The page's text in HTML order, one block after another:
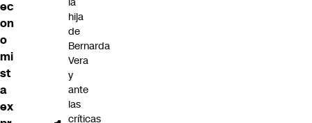
ec
on
o
mi
st
a
ex
hija
de
Bernarda
Vera
y
ante
las
críticas